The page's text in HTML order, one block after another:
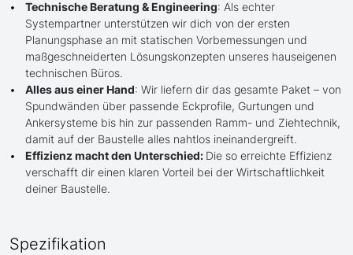
Technische Beratung & Engineering: Als echter
Systempartner unterstützen wir dich von der ersten
Planungsphase an mit statischen Vorbemessungen und
maßgeschneiderten Lösungskonzepten unseres hauseigenen
technischen Büros.
Alles aus einer Hand: Wir liefern dir das gesamte Paket – von
Spundwänden über passende Eckprofile, Gurtungen und
Ankersysteme bis hin zur passenden Ramm- und Ziehtechnik,
damit auf der Baustelle alles nahtlos ineinandergreift.
Effizienz macht den Unterschied: Die so erreichte Effizienz
verschafft dir einen klaren Vorteil bei der Wirtschaftlichkeit
deiner Baustelle.
Spezifikation